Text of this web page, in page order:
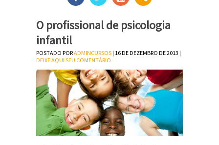
O profissional de psicologia
infantil
POSTADO PORADMINCURSOS| 16 DE DEZEMBRO DE 2013 |
DEIXE AQUI SEU COMENTÁRIO